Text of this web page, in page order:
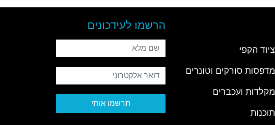
ציוד הקפי
מדפסות סורקים וטונרים
מקלדות ועכברים
תוכנות
הרשמו לעידכונים
שם מלא
דואר אלקטרוני
תרשמו אותי